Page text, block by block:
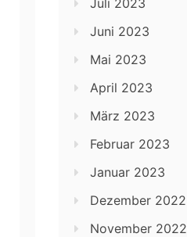
Juli 2023
Juni 2023
Mai 2023
April 2023
März 2023
Februar 2023
Januar 2023
Dezember 2022
November 2022